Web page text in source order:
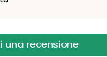
una recensione